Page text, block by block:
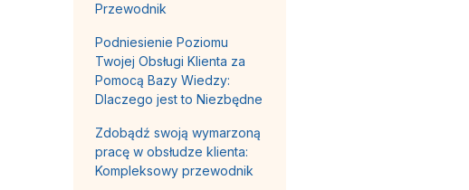
Przewodnik
Podniesienie Poziomu
Twojej Obsługi Klienta za
Pomocą Bazy Wiedzy:
Dlaczego jest to Niezbędne
Zdobądź swoją wymarzoną
pracę w obsłudze klienta:
Kompleksowy przewodnik